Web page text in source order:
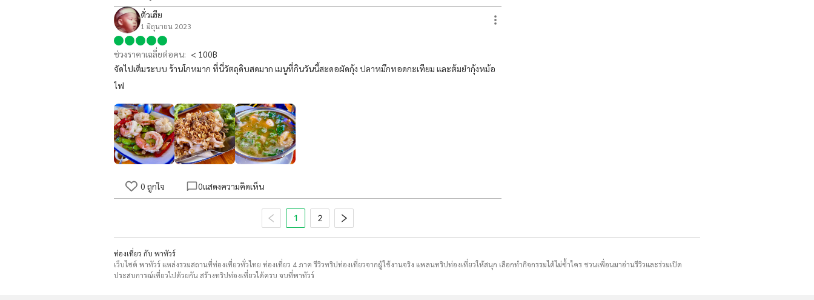
ตั่วเฮีย
1 มิถุนายน 2023
ช่วงราคาเฉลี่ยต่อคน: < 100฿
จัดไปเต็มระบบ ร้านโกหมาก ที่นี่วัตถุดิบสดมาก เมนูที่กินวันนี้สะดอผัดกุ้ง ปลาหมึกทอดกะเทียม และต้มยำกุ้งหม้อ
ไฟ
0 ถูกใจ 0แสดงความคิดเห็น
1 2
ท่องเที่ยว กับ พาทัวร์
เว็บไซต์ พาทัวร์ แหล่งรวมสถานที่ท่องเที่ยวทั่วไทย ท่องเที่ยว 4 ภาค รีวิวทริปท่องเที่ยวจากผู้ใช้งานจริง แพลนทริปท่องเที่ยวให้สนุก เลือกทำกิจกรรมได้ไม่ซ้ำใคร ชวนเพื่อนมาอ่านรีวิวและร่วมเปิด
ประสบการณ์เที่ยวไปด้วยกัน สร้างทริปท่องเที่ยวได้ครบ จบที่พาทัวร์